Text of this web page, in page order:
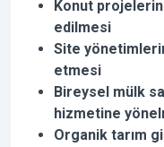
Konut
edilmesi
Site
etmesi
Bireysel mülk
hizmetine
Organik tarım